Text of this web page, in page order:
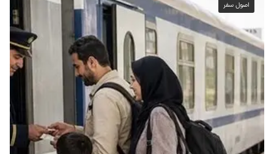
اصول سفر